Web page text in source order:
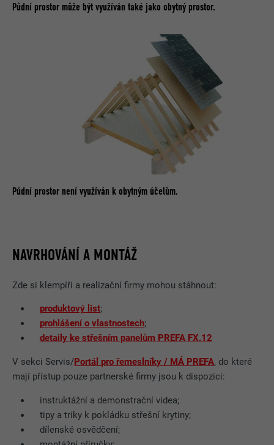
Půdní prostor může být využíván také jako obytný prostor.
Půdní prostor není využíván k obytným účelům.
NAVRHOVÁNÍ A MONTÁŽ
Zde si klempíři a realizační firmy mohou stáhnout:
produktový list;
prohlášení o vlastnostech;
detaily ke střešním panelům PREFA FX.12
V sekci Servis/Portál pro řemeslníky / MÁ PREFA, do které
mají přístup pouze partnerské firmy jsou k dispozici:
instruktážní a demonstrační videa;
tipy a triky k pokládku střešní krytiny;
dílenské osvědčení;